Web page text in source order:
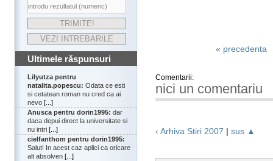
Ultimele răspunsuri
Lilyutza pentru
natalita.popescu: Odata ce esti
si cetatean roman nu cred ca ai
nevo [...]
Anusca pentru dorin1995: dar
daca depui direct la universitate si
nu intri [...]
cielfanthom pentru dorin1995:
Salut! In acest caz aplici ca oricare
alt absolven [...]
« precedenta
Comentarii:
nici un comentariu
‹ Arhiva Stiri 2007 | sus ▲